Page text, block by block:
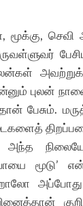
செவி
புலன்
பேசும்.
அந்த